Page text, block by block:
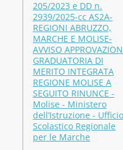
205/2023 e DD n.
2939/2025-cc AS2A-
REGIONI ABRUZZO,
MARCHE E MOLISE-
AVVISO
GRADUATORIA DI
MERITO INTEGRATA
REGIONE MOLISE A
SEGUITO RINUNCE -
Molise - Ministero
dell’Istruzione - Ufficio
Scolastico Regionale
per le Marche